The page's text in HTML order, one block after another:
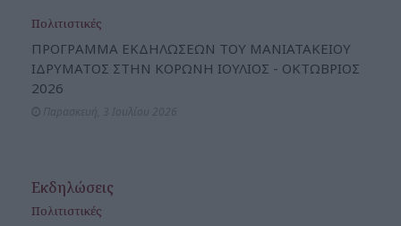
Πολιτιστικές
ΠΡΟΓΡΑΜΜΑ ΕΚΔΗΛΩΣΕΩΝ ΤΟΥ ΜΑΝΙΑΤΑΚΕΙΟΥ
ΙΔΡΥΜΑΤΟΣ ΣΤΗΝ ΚΟΡΩΝΗ ΙΟΥΛΙΟΣ - ΟΚΤΩΒΡΙΟΣ
2026
Εκδηλώσεις
Πολιτιστικές